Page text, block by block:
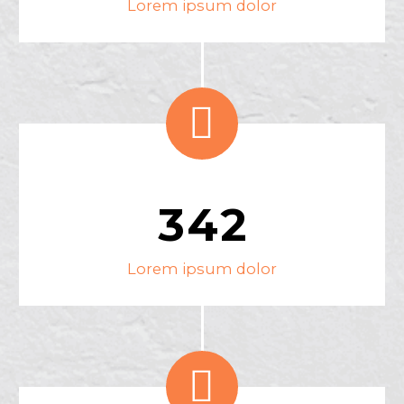
Lorem ipsum dolor


342
Lorem ipsum dolor

